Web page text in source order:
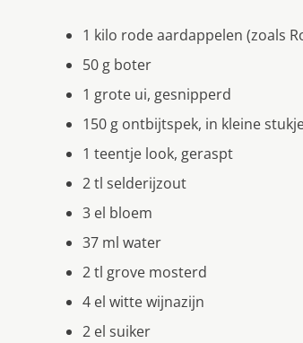
1 kilo rode aardappelen (zoals
50 g boter
1 grote ui, gesnipperd
150 g ontbijtspek, in kleine
1 teentje look, geraspt
2 tl selderijzout
3 el bloem
37 ml water
2 tl grove mosterd
4 el witte wijnazijn
2 el suiker